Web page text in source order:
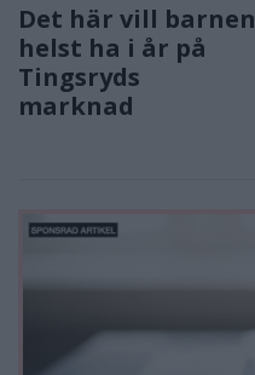
Det här vill barnen
helst ha i år på
Tingsryds
marknad